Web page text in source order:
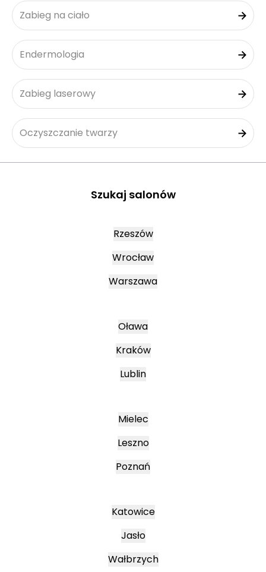
Zabieg na ciało
Endermologia
Zabieg laserowy
Oczyszczanie twarzy
Szukaj salonów
Rzeszów
Wrocław
Warszawa
Oława
Kraków
Lublin
Mielec
Leszno
Poznań
Katowice
Jasło
Wałbrzych